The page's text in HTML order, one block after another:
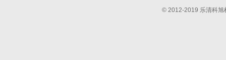
© 2012-2019 乐清科旭